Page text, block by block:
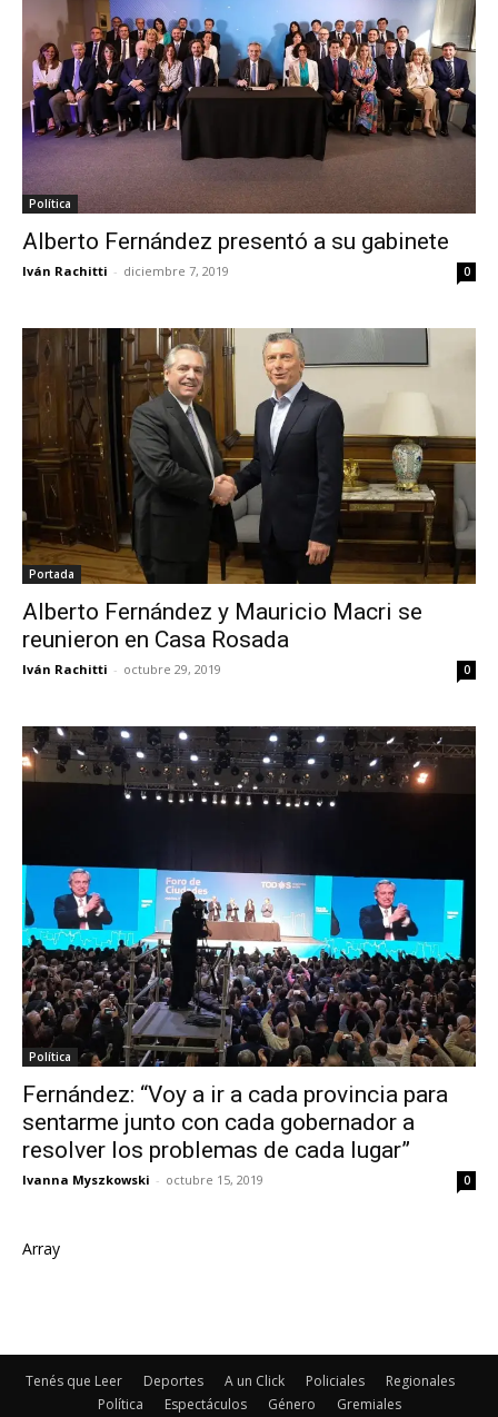
Política
Alberto Fernández presentó a su gabinete
Iván Rachitti - diciembre 7, 2019 0
Portada
Alberto Fernández y Mauricio Macri se
reunieron en Casa Rosada
Iván Rachitti - octubre 29, 2019 0
Política
Fernández: “Voy a ir a cada provincia para
sentarme junto con cada gobernador a
resolver los problemas de cada lugar”
Ivanna Myszkowski - octubre 15, 2019 0
Array
Tenés que Leer Deportes A un Click Policiales
Regionales
Política
Espectáculos Género Gremiales